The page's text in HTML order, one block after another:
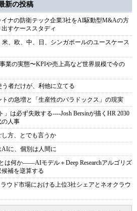
新の投稿
ナの防衛テック企業3社をAI駆動型M&Aの方
すケーススタディ
、欧、中、日、シンガポールのユースケース
業の実態〜KPIや売上高など世界規模で今の
者だけが、利他に立てる
の急増と「生産性のパラドックス」の現実
」は必ず失敗する----Josh Bersinが描くHR 2030
の人事
方、とでも言うか
に、個別は人間に
は何か――AIモデル＋Deep Researchアルゴリズ
補を逆算する
ウド市場における上位3社シェアとネオクラウ